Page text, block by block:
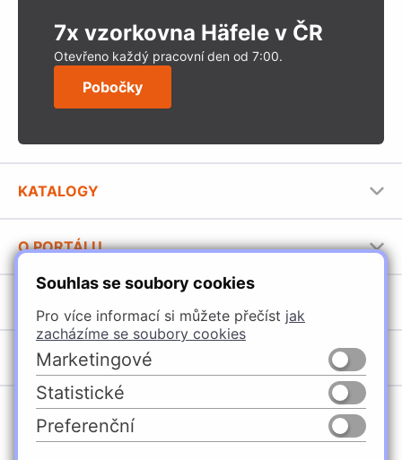
Souhlas se soubory cookies
Pro více informací si můžete přečíst jak
zacházíme se soubory cookies
Marketingové
Statistické
Preferenční
7x vzorkovna Häfele v ČR
Otevřeno každý pracovní den od 7:00.
Pobočky
KATALOGY
Stavební katalog Häfele
Brožury Häfele
O PORTÁLU
Provozovatel portálu
Jak používat portál
Úchytky
Nábytkové kování
Vybavení kuchyní
Osvětlení a elektro
POBOČKY
Domašín
Vyškov